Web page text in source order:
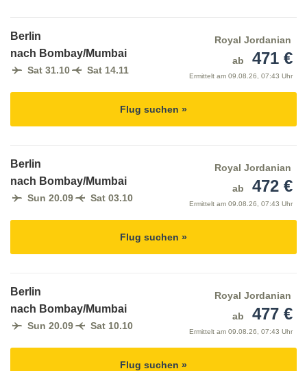
Berlin
nach Bombay/Mumbai
Sat 31.10 Sat 14.11
Royal Jordanian
ab
471 €
Ermittelt am 09.08.26, 07:43 Uhr
Flug suchen »
Berlin
nach Bombay/Mumbai
Sun 20.09 Sat 03.10
Royal Jordanian
ab
472 €
Ermittelt am 09.08.26, 07:43 Uhr
Flug suchen »
Berlin
nach Bombay/Mumbai
Sun 20.09 Sat 10.10
Royal Jordanian
ab
477 €
Ermittelt am 09.08.26, 07:43 Uhr
Flug suchen »